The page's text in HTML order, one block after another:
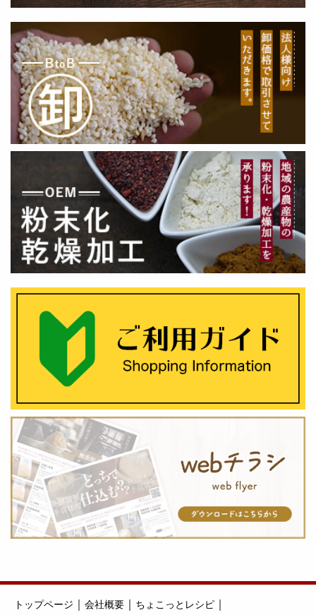
トップページ ｜ 会社概要 ｜ ちょこっとレシピ ｜